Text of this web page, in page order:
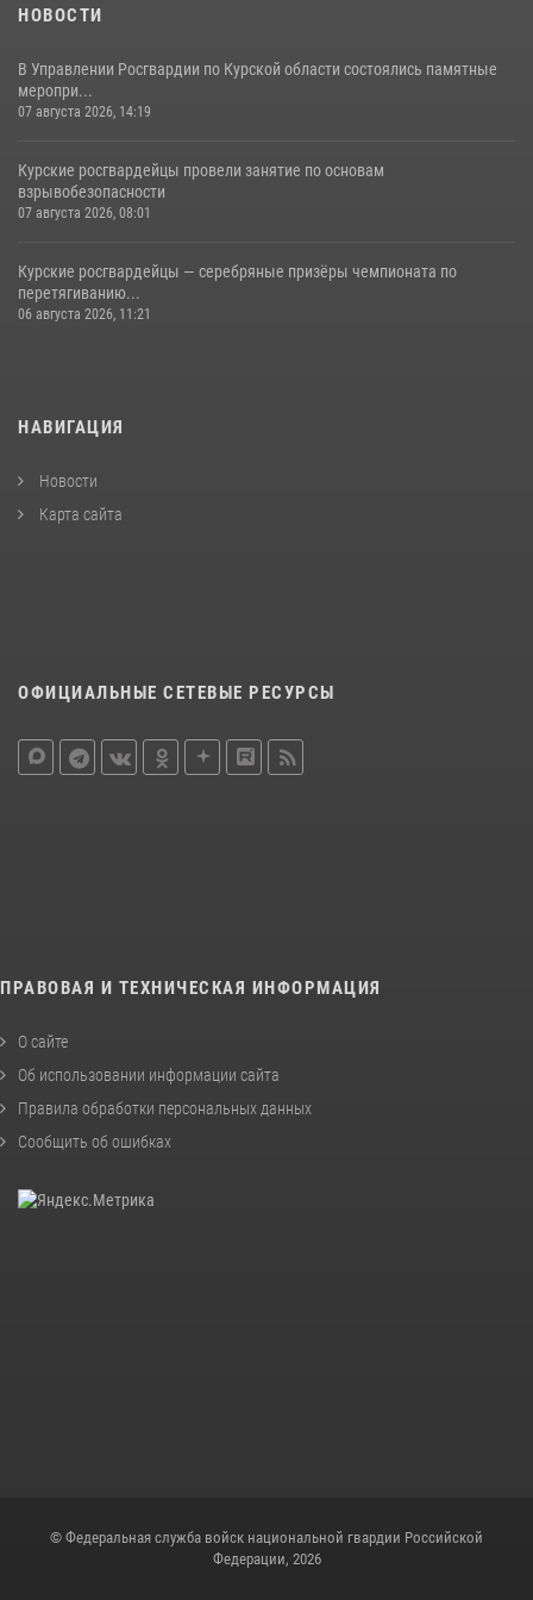
НОВОСТИ
В Управлении Росгвардии по Курской области состоялись памятные
меропри...
07 августа 2026, 14:19
Курские росгвардейцы провели занятие по основам
взрывобезопасности
07 августа 2026, 08:01
Курские росгвардейцы — серебряные призёры чемпионата по
перетягиванию...
06 августа 2026, 11:21
НАВИГАЦИЯ
Новости
Карта сайта
ОФИЦИАЛЬНЫЕ СЕТЕВЫЕ РЕСУРСЫ
ПРАВОВАЯ И ТЕХНИЧЕСКАЯ ИНФОРМАЦИЯ
О сайте
Об использовании информации сайта
Правила обработки персональных данных
Сообщить об ошибках
© Федеральная служба войск национальной гвардии Российской
Федерации, 2026